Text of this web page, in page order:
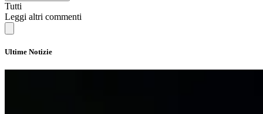
Tutti
Leggi altri commenti
Ultime Notizie